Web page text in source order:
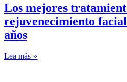
Los mejores
rejuvenecimiento
años
Lea más »